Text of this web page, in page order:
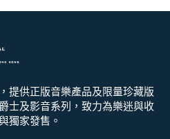
提供正版音樂產品及限量珍藏版
士及影音系列，致力為樂迷與收
獨家發售。